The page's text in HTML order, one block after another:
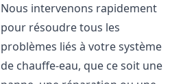
Nous intervenons rapidement
pour résoudre tous les
problèmes liés à votre système
de chauffe-eau, que ce soit une